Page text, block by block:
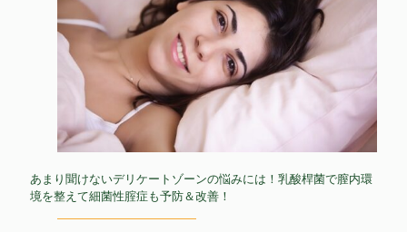
あまり聞けないデリケートゾーンの悩みには！乳酸桿菌で膣内環
境を整えて細菌性腟症も予防＆改善！